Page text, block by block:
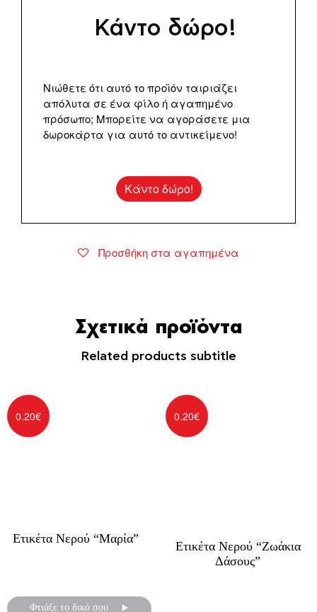
Κάντο δώρο!
Νιώθετε ότι αυτό το προϊόν ταιριάζει
απόλυτα σε ένα φίλο ή αγαπημένο
πρόσωπο; Μπορείτε να αγοράσετε μια
δωροκάρτα για αυτό το αντικείμενο!
Κάντο δώρο!
Προσθήκη στα αγαπημένα
Σχετικά προϊόντα
Related products subtitle
Ετικέτα Νερού “Μαρία”
0.20€
Φτιάξε το δικό σου
Ετικέτα Νερού “Ζωάκια
Δάσους”
0.20€